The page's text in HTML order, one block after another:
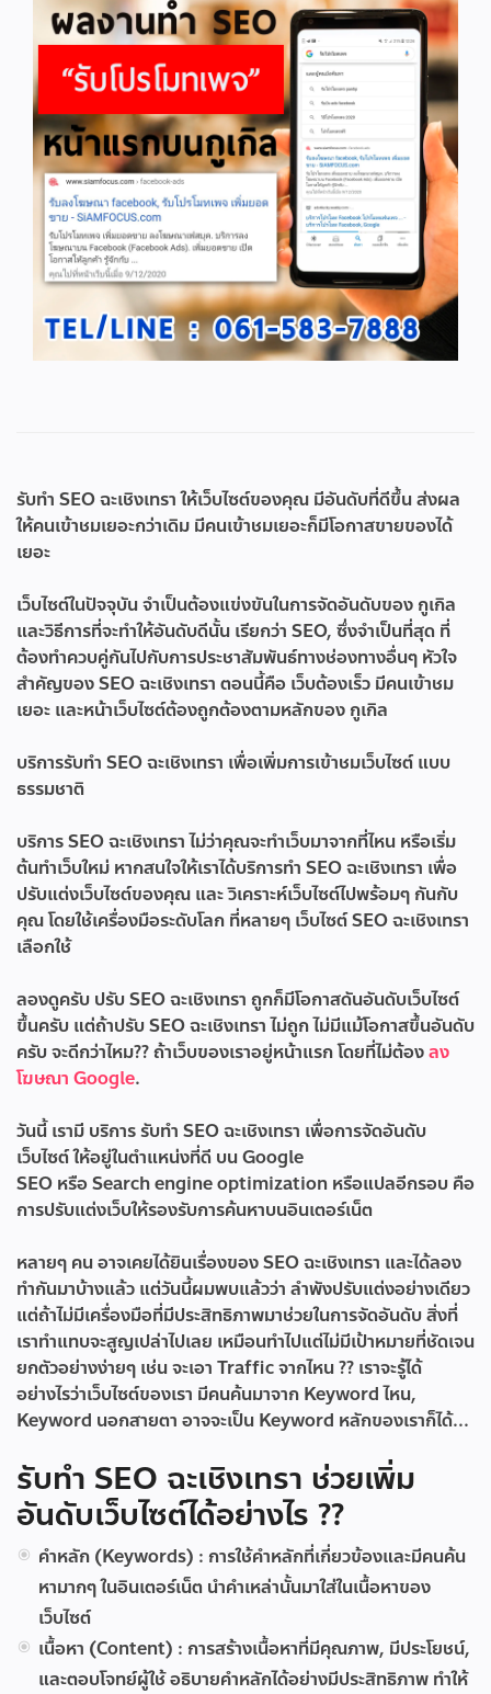
รับทำ SEO ฉะเชิงเทราให้เว็บไซต์ของคุณ มีอันดับที่ดีขึ้น ส่งผล
ให้คนเข้าชมเยอะกว่าเดิม มีคนเข้าชมเยอะก็มีโอกาสขายของได้
เยอะ
เว็บไซต์ในปัจจุบัน จำเป็นต้องแข่งขันในการจัดอันดับของ กูเกิล
และวิธีการที่จะทำให้อันดับดีนั้น เรียกว่า SEO, ซึ่งจำเป็นที่สุด ที่
ต้องทำควบคู่กันไปกับการประชาสัมพันธ์ทางช่องทางอื่นๆ หัวใจ
สำคัญของ SEO ฉะเชิงเทรา ตอนนี้คือ เว็บต้องเร็ว มีคนเข้าชม
เยอะ และหน้าเว็บไซต์ต้องถูกต้องตามหลักของ กูเกิล
บริการรับทำ SEO ฉะเชิงเทรา เพื่อเพิ่มการเข้าชมเว็บไซต์ แบบ
ธรรมชาติ
บริการ SEO ฉะเชิงเทรา ไม่ว่าคุณจะทำเว็บมาจากที่ไหน หรือเริ่ม
ต้นทำเว็บใหม่ หากสนใจให้เราได้บริการทำ SEO ฉะเชิงเทรา เพื่อ
ปรับแต่งเว็บไซต์ของคุณ และ วิเคราะห์เว็บไซต์ไปพร้อมๆ กันกับ
คุณ โดยใช้เครื่องมือระดับโลก ที่หลายๆ เว็บไซต์ SEO ฉะเชิงเทรา
เลือกใช้
ลองดูครับ ปรับ SEO ฉะเชิงเทรา ถูกก็มีโอกาสดันอันดับเว็บไซต์
ขึ้นครับ แต่ถ้าปรับ SEO ฉะเชิงเทรา ไม่ถูก ไม่มีแม้โอกาสขึ้นอันดับ
ครับ จะดีกว่าไหม?? ถ้าเว็บของเราอยู่หน้าแรก โดยที่ไม่ต้องลง
โฆษณา Google.
วันนี้ เรามี บริการรับทำ SEO ฉะเชิงเทรา เพื่อการจัดอันดับ
เว็บไซต์ ให้อยู่ในตำแหน่งที่ดี บน Google
SEO หรือ Search engine optimization หรือแปลอีกรอบ คือ
การปรับแต่งเว็บให้รองรับการค้นหาบนอินเตอร์เน็ต
หลายๆ คน อาจเคยได้ยินเรื่องของ SEO ฉะเชิงเทรา และได้ลอง
ทำกันมาบ้างแล้ว แต่วันนี้ผมพบแล้วว่า ลำพังปรับแต่งอย่างเดียว
แต่ถ้าไม่มีเครื่องมือที่มีประสิทธิภาพมาช่วยในการจัดอันดับ สิ่งที่
เราทำแทบจะสูญเปล่าไปเลย เหมือนทำไปแต่ไม่มีเป้าหมายที่ชัดเจน
ยกตัวอย่างง่ายๆ เช่น จะเอา Traffic จากไหน ?? เราจะรู้ได้
อย่างไรว่าเว็บไซต์ของเรา มีคนค้นมาจาก Keyword ไหน,
Keyword นอกสายตา อาจจะเป็น Keyword หลักของเราก็ได้...
รับทำ SEO ฉะเชิงเทรา ช่วยเพิ่ม
อันดับเว็บไซต์ได้อย่างไร ??
คำหลัก (Keywords) : การใช้คำหลักที่เกี่ยวข้องและมีคนค้น
หามากๆ ในอินเตอร์เน็ต นำคำเหล่านั้นมาใส่ในเนื้อหาของ
เว็บไซต์
เนื้อหา (Content) : การสร้างเนื้อหาที่มีคุณภาพ, มีประโยชน์,
และตอบโจทย์ผู้ใช้ อธิบายคำหลักได้อย่างมีประสิทธิภาพ ทำให้